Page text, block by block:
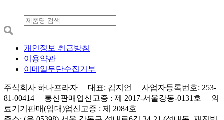
개인정보 취급방침
이용약관
이메일무단수집거부
주식회사 하나프라자 대표: 김지언 사업자등록번호: 253-
81-00414 통신판매업신고증 : 제 2017-서울강동-0131호 의
료기기판매(임대)업신고증 : 제 2084호